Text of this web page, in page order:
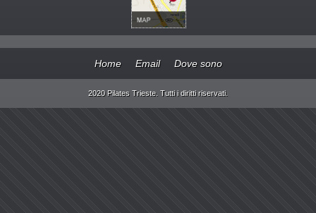
Home Email Dove sono
2020 Pilates Trieste. Tutti i diritti riservati.